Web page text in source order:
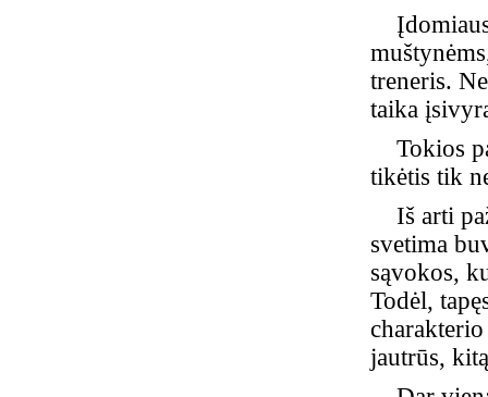
treneris.
taika
Tokios
tikėtis tik
Iš arti
svetima
sąvokos,
Todėl,
jautrūs,